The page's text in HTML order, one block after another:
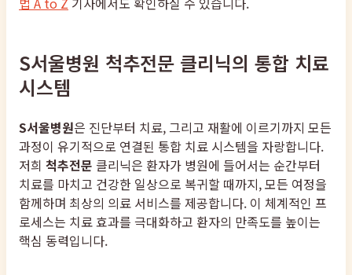
S서울병원 척추전문 클리닉의 통합 치료
시스템
S서울병원은 진단부터 치료, 그리고 재활에 이르기까지 모든
과정이 유기적으로 연결된 통합 치료 시스템을 자랑합니다.
저희 척추전문 클리닉은 환자가 병원에 들어서는 순간부터
치료를 마치고 건강한 일상으로 복귀할 때까지, 모든 여정을
함께하며 최상의 의료 서비스를 제공합니다. 이 체계적인 프
로세스는 치료 효과를 극대화하고 환자의 만족도를 높이는
핵심 동력입니다.